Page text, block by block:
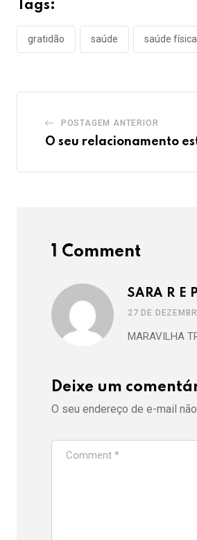
Tags:
gratidão saúde saúde física
POSTAGEM ANTERIOR
O seu relacionamento
1 Comment
SARA R E
27 DE
MARAVILHA
Deixe um
O seu endereço de e-mail